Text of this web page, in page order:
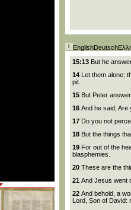
κα
αν
θρωπον
τη
EnglishDeutsch
15:13 But he
14 Let them alone;
pit.
15 But Peter
16And he said; Are
17 Do you not
18 But the things
19 For out of the
blasphemies.
20These are the
21And Jesus went
22And behold, a
Lord, Son of David: